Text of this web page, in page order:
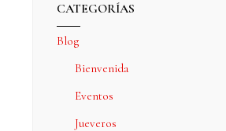
CATEGORÍAS
Blog
Bienvenida
Eventos
Jueveros